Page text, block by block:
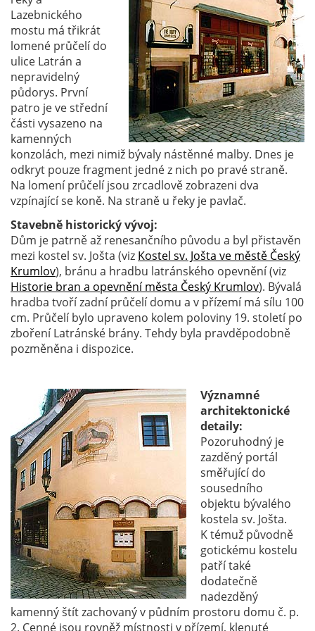
Lazebnického
mostu má třikrát
lomené průčelí do
ulice Latrán a
nepravidelný
půdorys. První
patro je ve střední
části vysazeno na
kamenných
konzolách, mezi nimiž bývaly nástěnné malby. Dnes je
odkryt pouze fragment jedné z nich po pravé straně.
Na lomení průčelí jsou zrcadlově zobrazeni dva
vzpínající se koně. Na straně u řeky je pavlač.
Stavebně historický vývoj:
Dům je patrně až renesančního původu a byl přistavěn
mezi kostel sv. Jošta (viz Kostel sv. Jošta ve městě Český
Krumlov), bránu a hradbu latránského opevnění (viz
Historie bran a opevnění města Český Krumlov). Bývalá
hradba tvoří zadní průčelí domu a v přízemí má sílu 100
cm. Průčelí bylo upraveno kolem poloviny 19. století po
zboření Latránské brány. Tehdy byla pravděpodobně
pozměněna i dispozice.
Významné
architektonické
detaily:
Pozoruhodný je
zazděný portál
směřující do
sousedního
objektu bývalého
kostela sv. Jošta.
K témuž původně
gotickému kostelu
patří také
dodatečně
nadezděný
kamenný štít zachovaný v půdním prostoru domu č. p.
2. Cenné jsou rovněž místnosti v přízemí, klenuté